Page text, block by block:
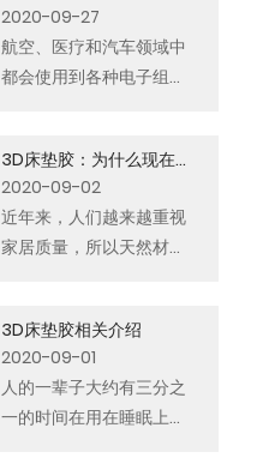
粘剂
2020-09-27
​航空、医疗和汽车领域中
都会使用到各种电子组
按照正确的步骤进行操作
以使胶粘剂发挥良好的粘
合性以不影响正常使用效
果是胶粘剂厂家生产产品
3D床垫胶：为什么现在的
床垫产品大都离不开床垫
胶？
2020-09-02
​近年来，人们越来越重视
家居质量，所以天然材料
爱。但是，其实家居用品
中还有一个大家伙从某种
程度上来说不仅不“环
保”，反而格外影响健康，
3D床垫胶相关介绍
2020-09-01
​人的一辈子大约有三分之
一的时间在用在睡眠上，